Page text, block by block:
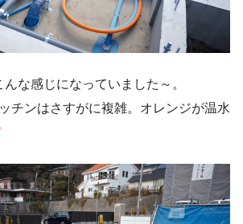
な感じになっていました～。
チンはさすがに複雑。オレンジが温水